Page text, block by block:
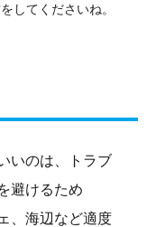
してくださいね。
いのは、トラブ
避けるため
、海辺など適度